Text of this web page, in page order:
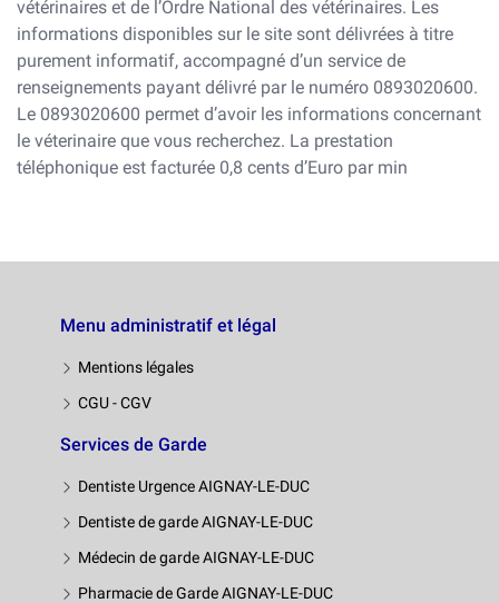
vétérinaires et de l’Ordre National des vétérinaires. Les
informations disponibles sur le site sont délivrées à titre
purement informatif, accompagné d’un service de
renseignements payant délivré par le numéro 0893020600.
Le 0893020600 permet d’avoir les informations concernant
le véterinaire que vous recherchez. La prestation
téléphonique est facturée 0,8 cents d’Euro par min
Menu administratif et légal
Mentions légales
CGU - CGV
Services de Garde
Dentiste Urgence AIGNAY-LE-DUC
Dentiste de garde AIGNAY-LE-DUC
Médecin de garde AIGNAY-LE-DUC
Pharmacie de Garde AIGNAY-LE-DUC